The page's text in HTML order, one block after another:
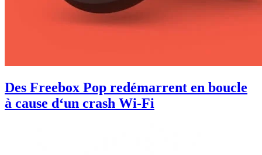
Des Freebox Pop redémarrent en boucle
à cause d‘un crash Wi-Fi